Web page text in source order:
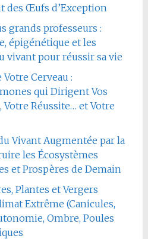
des Œufs d’Exception
grands professeurs :
épigénétique et les
vivant pour réussir sa vie
Cerveau :
qui Dirigent Vos
Votre Réussite… et Votre
Vivant Augmentée par la
les Écosystèmes
et Prospères de Demain
Plantes et Vergers
Extrême (Canicules,
Ombre, Poules